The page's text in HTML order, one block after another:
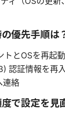
優先手順は
トとOSを再起
認証情報を再
連絡
で設定を見